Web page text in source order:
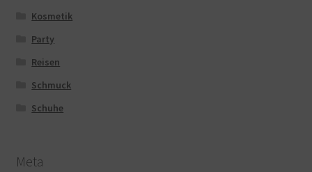
Kosmetik
Party
Reisen
Schmuck
Schuhe
Meta